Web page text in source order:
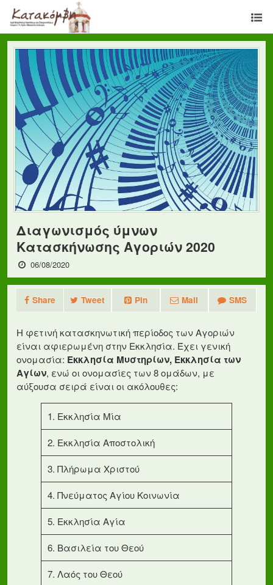
Διαγωνισμός ύμνων
Κατασκήνωσης Αγοριών 2020
06/08/2020
Share Tweet Pin Mail SMS
Η φετινή κατασκηνωτική περίοδος των Αγοριών
είναι αφιερωμένη στην Εκκλησία. Έχει γενική
ονομασία: Εκκλησία Μυστηρίων, Εκκλησία των
Αγίων, ενώ οι ονομασίες των 8 ομάδων, με
αύξουσα σειρά είναι οι ακόλουθες:
1. Εκκλησία Μία
2. Εκκλησία Αποστολική
3. Πλήρωμα Χριστού
4. Πνεύματος Αγίου Κοινωνία
5. Εκκλησία Αγία
6. Βασιλεία του Θεού
7. Λαός του Θεού